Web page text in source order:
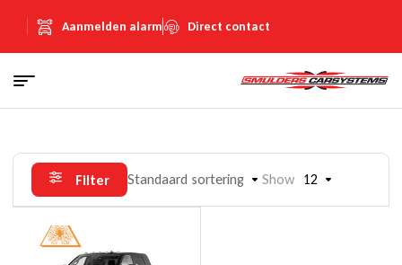
Aanmelden alarm Direct contact
Filter Standaard sortering Show 12